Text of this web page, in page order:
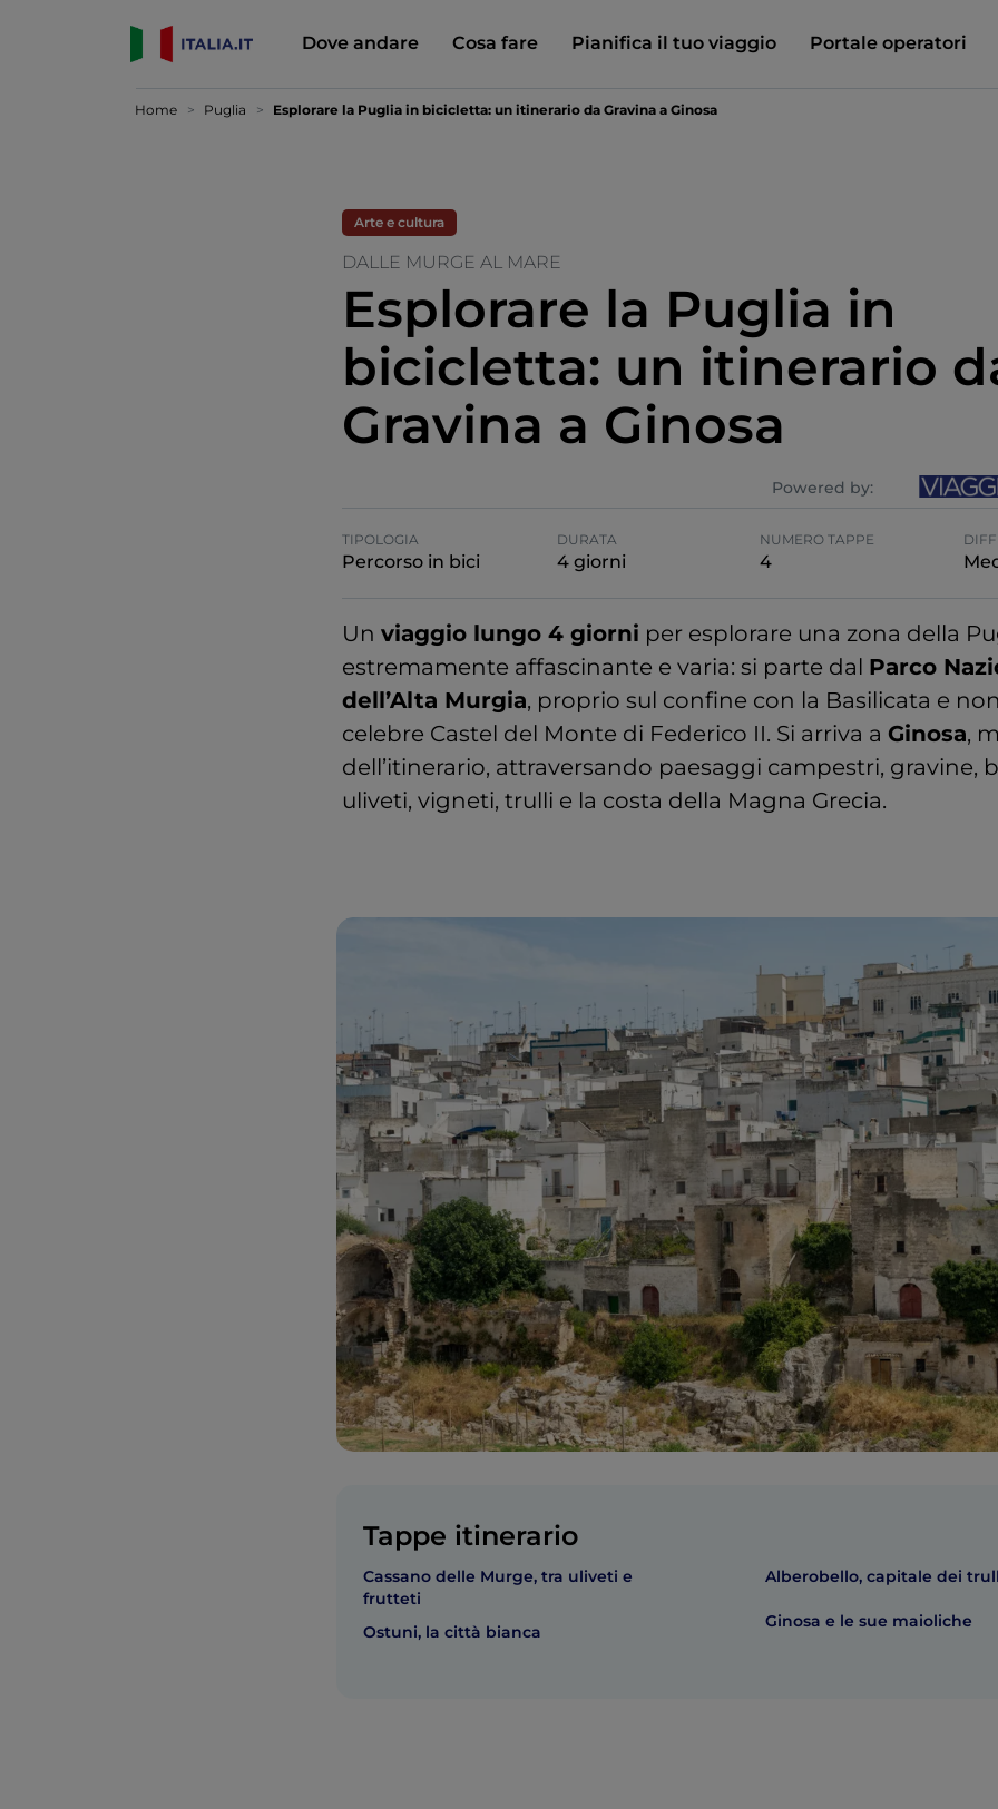
Dove andare Cosa fare Pianifica il tuo viaggio Portale operatori
Home Puglia Esplorare la Puglia in bicicletta: un itinerario da Gravina a Ginosa
Arte e cultura
DALLE MURGE AL MARE
Esplorare la Puglia in
bicicletta: un itinerario
Gravina a Ginosa
Powered by:
TIPOLOGIA
Percorso in bici
DURATA
4 giorni
NUMERO TAPPE
4
Un viaggio lungo 4 giorni per esplorare una zona della
estremamente affascinante e varia: si parte dal Parco
dell’Alta Murgia, proprio sul confine con la Basilicata e
celebre Castel del Monte di Federico II. Si arriva a Ginosa,
dell’itinerario, attraversando paesaggi campestri, gravine,
uliveti, vigneti, trulli e la costa della Magna Grecia.
Tappe itinerario
Cassano delle Murge, tra uliveti e
frutteti
Ostuni, la città bianca
Alberobello, capitale dei
Ginosa e le sue maioliche